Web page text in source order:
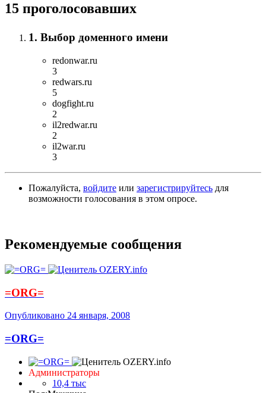
15 проголосовавших
1. Выбор доменного имени
redonwar.ru
3
redwars.ru
5
dogfight.ru
2
il2redwar.ru
2
il2war.ru
3
Пожалуйста, войдите или зарегистрируйтесь для
возможности голосования в этом опросе.
Рекомендуемые сообщения
=ORG=
Опубликовано 24 января, 2008
=ORG=
Администраторы
10,4 тыс